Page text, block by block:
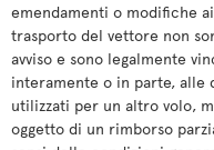
emendamenti o modifiche
trasporto del vettore non
avviso e sono legalmente
interamente o in parte, alle
utilizzati per un altro volo,
oggetto di un rimborso